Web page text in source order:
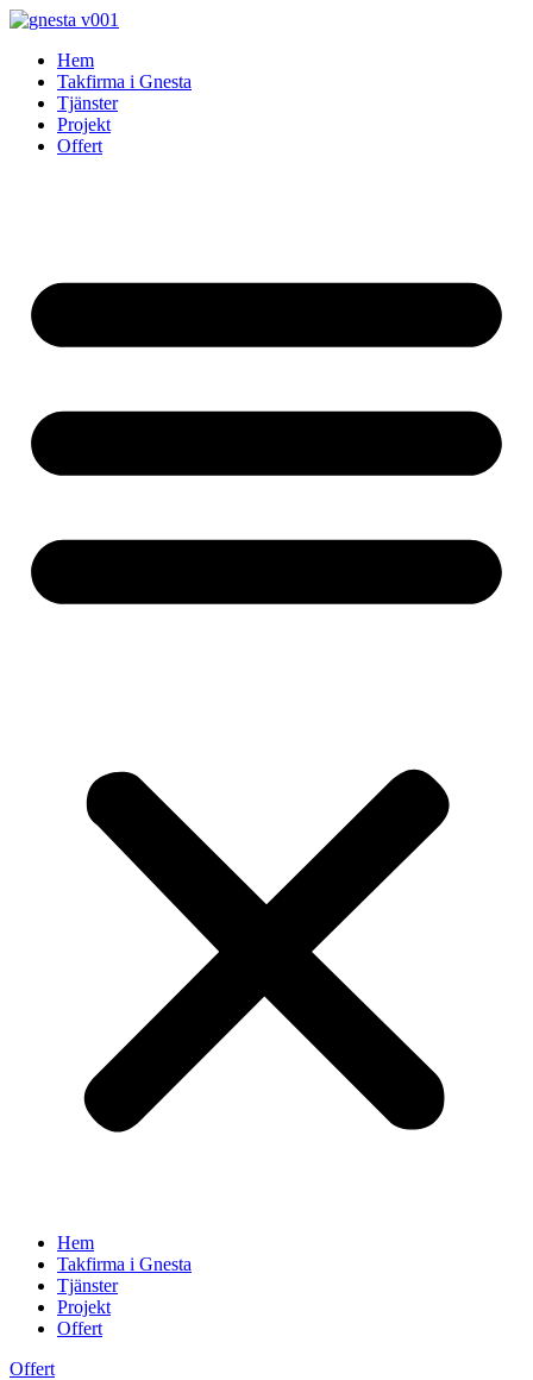
Skip
contentHem
Takfirma i Gnesta
Tjänster
Projekt
Offert
Hem
Takfirma i Gnesta
Tjänster
Projekt
Offert
Offert